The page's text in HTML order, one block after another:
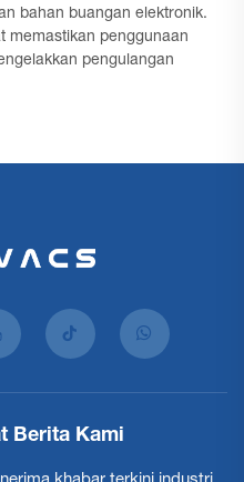
bahan buangan elektronik.
memastikan penggunaan
pengulangan
Berita Kami